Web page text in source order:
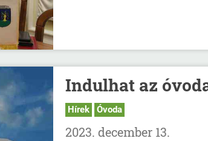
Indulhat az
Hírek Óvoda
2023. december 13.